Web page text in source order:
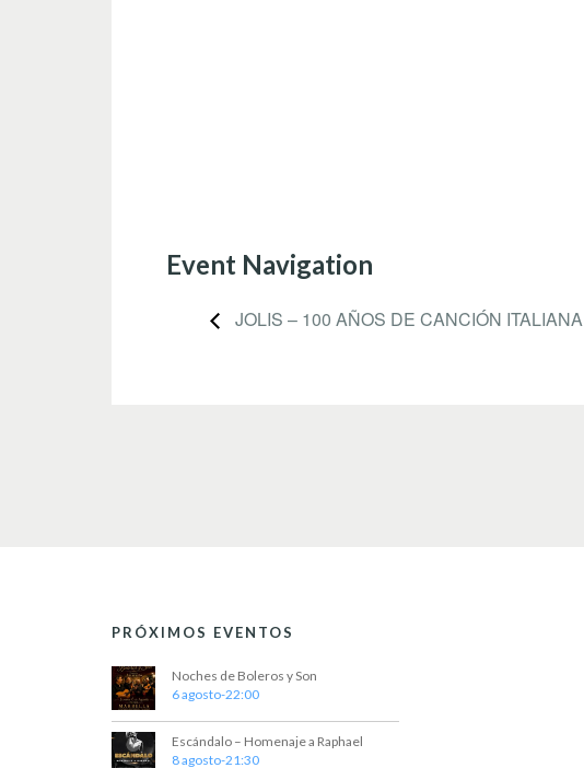
Event Navigation
JOLIS – 100 AÑOS DE CANCIÓN ITALIANA
PRÓXIMOS EVENTOS
Noches de Boleros y Son
6 agosto-22:00
Escándalo – Homenaje a Raphael
8 agosto-21:30